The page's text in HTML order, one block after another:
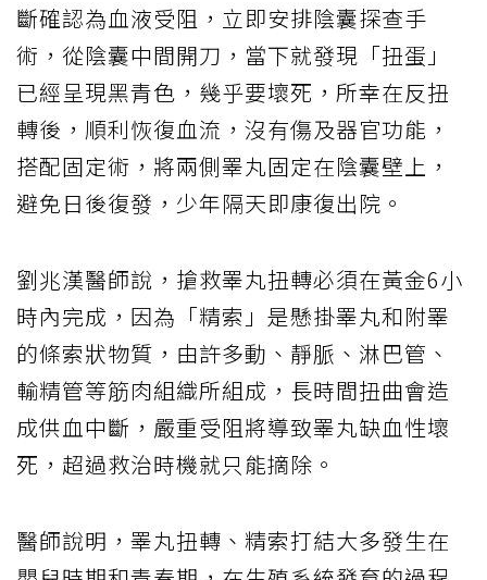
斷確認為血液受阻，立即安排陰囊探查手
術，從陰囊中間開刀，當下就發現「扭蛋」
已經呈現黑青色，幾乎要壞死，所幸在反扭
轉後，順利恢復血流，沒有傷及器官功能，
搭配固定術，將兩側睪丸固定在陰囊壁上，
避免日後復發，少年隔天即康復出院。
劉兆漢醫師說，搶救睪丸扭轉必須在黃金6小
時內完成，因為「精索」是懸掛睪丸和附睪
的條索狀物質，由許多動、靜脈、淋巴管、
輸精管等筋肉組織所組成，長時間扭曲會造
成供血中斷，嚴重受阻將導致睪丸缺血性壞
死，超過救治時機就只能摘除。
醫師說明，睪丸扭轉、精索打結大多發生在